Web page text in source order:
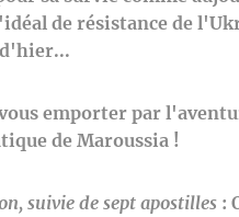
de résistance de
emporter par
de Maroussia !
suivie de sept apostilles :